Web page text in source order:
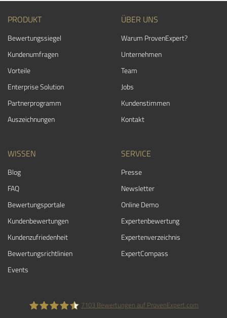
PRODUKT
Bewertungssiegel
Kundenumfragen
Vorteile
Enterprise Solution
Partnerprogramm
Auszeichnungen
ÜBER UNS
Warum ProvenExpert?
Unternehmen
Team
Jobs
Kundenstimmen
Kontakt
WISSEN
Blog
FAQ
Bewertungsportale
Kundenbewertungen
Kundenzufriedenheit
Bewertungs­richtlinien
Events
SERVICE
Presse
Newsletter
Online Demo
Expertenbewertung
Expertenverzeichnis
ExpertCompass
7103 Bewertungen auf ProvenExpert.com